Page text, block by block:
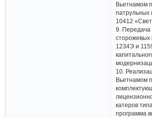
Вьетнамом
патрульных
10412
9.
сторожевых
1234Э и
10.
Вьетнамом
катеров
программа